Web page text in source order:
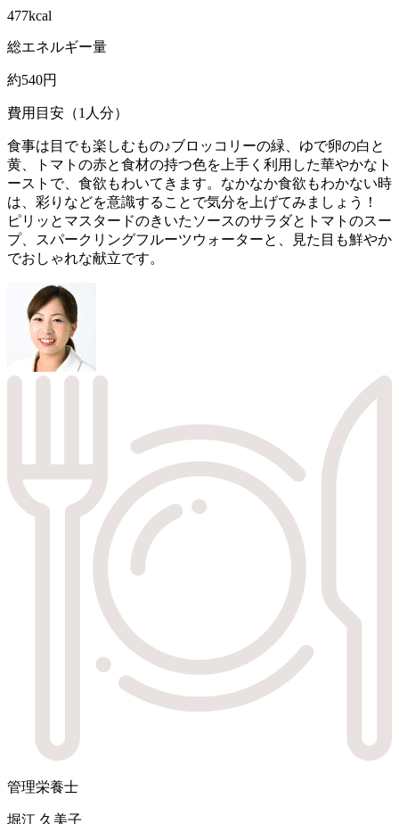
477kcal
総エネルギー量
約540円
費用目安（1人分）
食事は目でも楽しむもの♪ブロッコリーの緑、ゆで卵の白と
黄、トマトの赤と食材の持つ色を上手く利用した華やかなト
ーストで、食欲もわいてきます。なかなか食欲もわかない時
は、彩りなどを意識することで気分を上げてみましょう！
ピリッとマスタードのきいたソースのサラダとトマトのスー
プ、スパークリングフルーツウォーターと、見た目も鮮やか
でおしゃれな献立です。
管理栄養士
堀江 久美子